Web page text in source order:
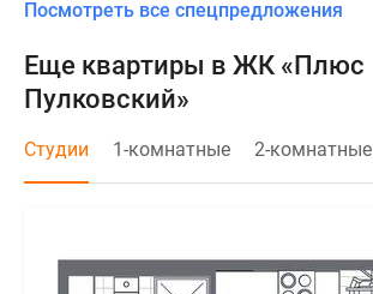
Посмотреть все спецпредложения
Еще квартиры в ЖК «Плюс
Пулковский»
Студии 1-комнатные 2-комнатные